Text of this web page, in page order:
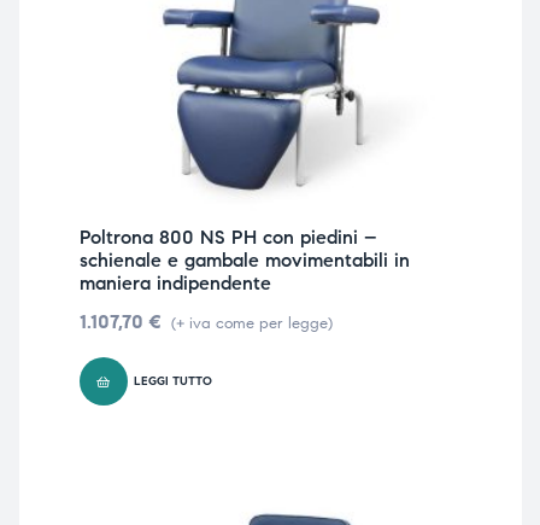
Poltrona 800 NS PH con piedini –
schienale e gambale movimentabili in
maniera indipendente
1.107,70 € (+ iva come per legge)
LEGGI TUTTO